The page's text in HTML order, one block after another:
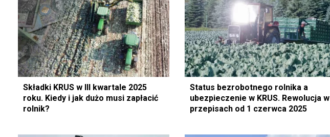
Składki KRUS w III kwartale 2025
roku. Kiedy i jak dużo musi zapłacić
rolnik?
Status bezrobotnego rolnika a
ubezpieczenie w KRUS. Rewolucja w
przepisach od 1 czerwca 2025